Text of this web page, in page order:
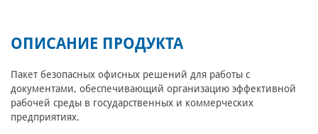
ОПИСАНИЕ ПРОДУКТА
Пакет безопасных офисных решений для работы с
документами, обеспечивающий организацию эффективной
рабочей среды в государственных и коммерческих
предприятиях.